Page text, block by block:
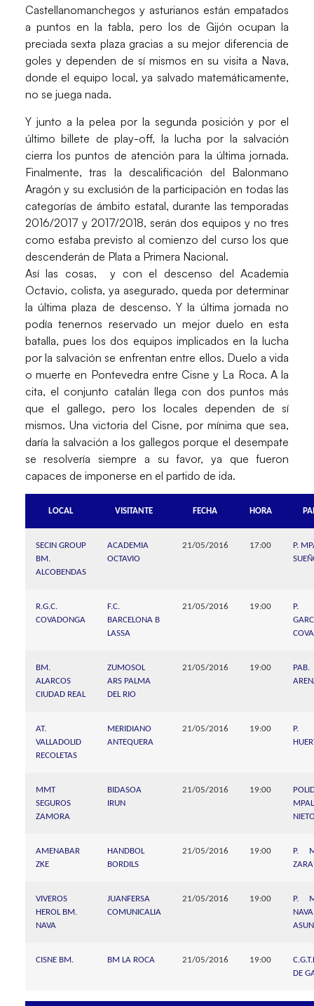
Castellanomanchegos y asturianos están empatados
a puntos en la tabla, pero los de Gijón ocupan la
preciada sexta plaza gracias a su mejor diferencia de
goles y dependen de sí mismos en su visita a Nava,
donde el equipo local, ya salvado matemáticamente,
no se juega nada.
Y junto a la pelea por la segunda posición y por el
último billete de play-off, la lucha por la salvación
cierra los puntos de atención para la última jornada.
Finalmente, tras la descalificación del Balonmano
Aragón y su exclusión de la participación en todas las
categorías de ámbito estatal, durante las temporadas
2016/2017 y 2017/2018, serán dos equipos y no tres
como estaba previsto al comienzo del curso los que
descenderán de Plata a Primera Nacional.
Así las cosas, y con el descenso delAcademia
Octavio, colista, ya asegurado, queda por determinar
la última plaza de descenso. Y la última jornada no
podía tenernos reservado un mejor duelo en esta
batalla, pues los dos equipos implicados en la lucha
por la salvación se enfrentan entre ellos. Duelo a vida
o muerte en Pontevedra entre Cisne y La Roca. A la
cita, el conjunto catalán llega con dos puntos más
que el gallego, pero los locales dependen de sí
mismos. Una victoria del Cisne, por mínima que sea,
daría la salvación a los gallegos porque el desempate
se resolvería siempre a su favor, ya que fueron
capaces de imponerse en el partido de ida.
LOCAL VISITANTE FECHA HORA
SECIN GROUP
BM.
ALCOBENDAS
ACADEMIA
OCTAVIO
21/05/2016 17:00
P.
R.G.C.
COVADONGA
F.C.
BARCELONA B
LASSA
21/05/2016 19:00
P.
BM.
ALARCOS
CIUDAD REAL
ZUMOSOL
ARS PALMA
DEL RIO
21/05/2016 19:00
AT.
VALLADOLID
RECOLETAS
MERIDIANO
ANTEQUERA
21/05/2016 19:00
P.
MMT
SEGUROS
ZAMORA
BIDASOA
IRUN
21/05/2016 19:00
AMENABAR
ZKE
HANDBOL
BORDILS
21/05/2016 19:00
P.
VIVEROS
HEROL BM.
NAVA
JUANFERSA
COMUNICALIA
21/05/2016 19:00
P.
CISNE BM. BM LA ROCA 21/05/2016 19:00
DE